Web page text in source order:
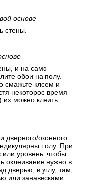
основе
стены.
и на само
обои на полу.
смажьте клеем и
некоторое время
их можно клеить.
дверного/оконного
полу. При
или уровень, чтобы
оклеивание нужно в
дверью, в углу, там,
или занавесками.